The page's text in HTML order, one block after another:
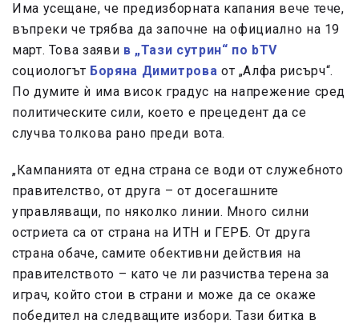
Има усещане, че предизборната капания вече тече,
въпреки че трябва да започне на официално на 19
март. Това заяви в „Тази сутрин“ по bTV
социологът Боряна Димитрова от „Алфа рисърч“.
По думите ѝ има висок градус на напрежение сред
политическите сили, което е прецедент да се
случва толкова рано преди вота.
„Кампанията от една страна се води от служебното
правителство, от друга – от досегашните
управляващи, по няколко линии. Много силни
остриета са от страна на ИТН и ГЕРБ. От друга
страна обаче, самите обективни действия на
правителството – като че ли разчиства терена за
играч, който стои в страни и може да се окаже
победител на следващите избори. Тази битка в